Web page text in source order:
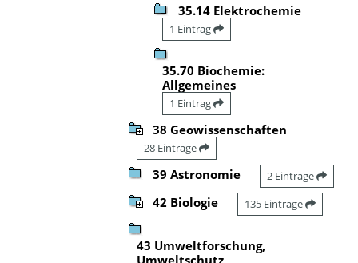
35.14 Elektrochemie
1 Eintrag
35.70 Biochemie:
Allgemeines
1 Eintrag
38 Geowissenschaften
28 Einträge
39 Astronomie 2 Einträge
42 Biologie 135 Einträge
43 Umweltforschung,
Umweltschutz